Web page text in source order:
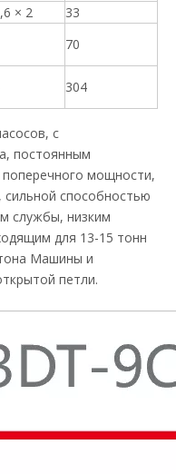
× 2
33
70
304
с
постоянным
мощности,
способностью
службы, низким
для 13-15 тонн
Машины и
петли.